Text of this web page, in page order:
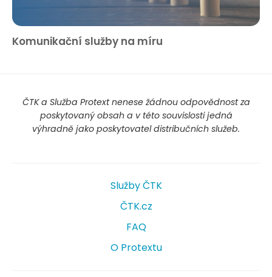
Komunikační služby na míru
ČTK a Služba Protext nenese žádnou odpovědnost za
poskytovaný obsah a v této souvislosti jedná
výhradně jako poskytovatel distribučních služeb.
Služby ČTK
ČTK.cz
FAQ
O Protextu